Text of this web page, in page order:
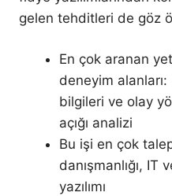
gelen tehditleri de göz
En çok aranan
deneyim
bilgileri ve olay
açığı analizi
Bu işi en çok
danışmanlığı,
yazılımı